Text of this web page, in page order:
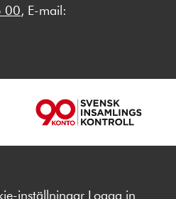
00, E-mail:
inställningar Logga in